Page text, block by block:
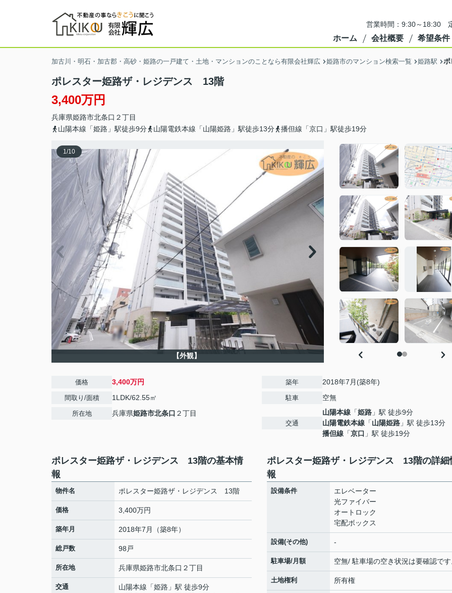
営業時間：9:30～18:30
ホーム 会社概要 希望条件
加古川・明石・加古郡・高砂・姫路の一戸建て・土地・マンションのことなら有限会社輝広 姫路市のマンション検索一覧 姫路駅
ポレスター姫路ザ・レジデンス 13階
3,400万円
兵庫県姫路市北条口 ２丁目
山陽本線「姫路」駅徒歩9分
山陽電鉄本線「山陽姫路」駅徒歩13分 播但線「京口」駅徒歩19分
1/10
【外観】
価格 3,400万円
間取り/面積 1LDK/62.55㎡
所在地 兵庫県姫路市北条口 ２丁目
築年 2018年7月(築8年)
駐車 空無
交通
山陽本線 「姫路 」駅 徒歩9分
山陽電鉄本線 「山陽姫路 」駅 徒歩13分
播但線 「京口 」駅 徒歩19分
ポレスター姫路ザ・レジデンス 13階の基本情
報
物件名 ポレスター姫路ザ・レジデンス 13階
価格 3,400万円
築年月 2018年7月（築8年）
総戸数 98戸
所在地 兵庫県姫路市北条口 ２丁目
交通 山陽本線 「姫路 」駅 徒歩9分
ポレスター姫路ザ・レジデンス 13階の詳細
報
設備条件
エレベーター
光ファイバー
オートロック
宅配ボックス
設備(その他) -
駐車場/月額 空無/ 駐車場の空き状況は要確認で
土地権利 所有権